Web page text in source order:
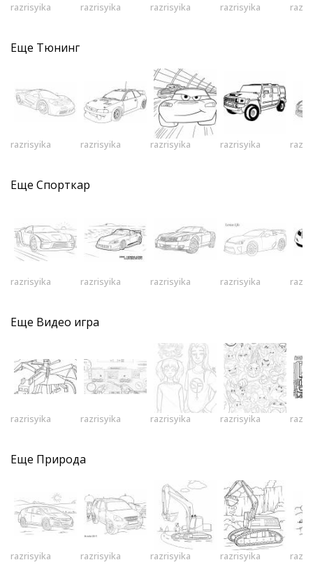
razrisyika razrisyika razrisyika razrisyika
Еще Тюнинг
razrisyika razrisyika razrisyika razrisyika
Еще Спорткар
razrisyika razrisyika razrisyika razrisyika
Еще Видео игра
razrisyika razrisyika razrisyika razrisyika
Еще Природа
razrisyika razrisyika razrisyika razrisyika